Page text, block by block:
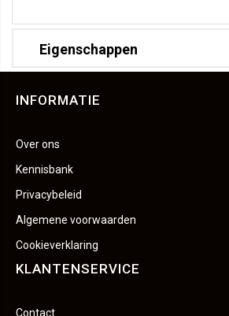
Eigenschappen
INFORMATIE
Over ons
Kennisbank
Privacybeleid
Algemene voorwaarden
Cookieverklaring
KLANTENSERVICE
Contact